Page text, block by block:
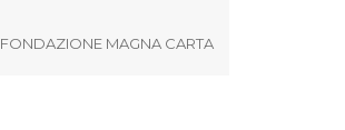
FONDAZIONE MAGNA CARTA